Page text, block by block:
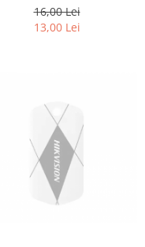
16,00 Lei
13,00 Lei